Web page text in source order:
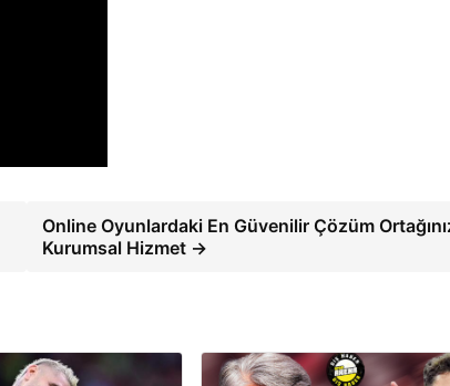
Online Oyunlardaki En Güvenilir Çözüm
Kurumsal Hizmet →